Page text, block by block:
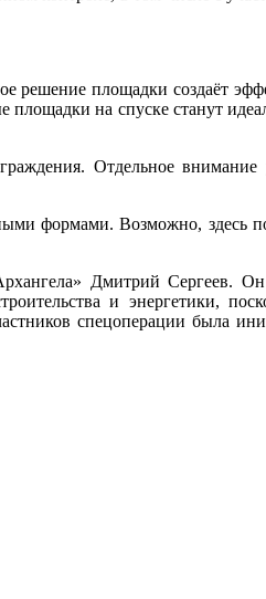
решение площадки создаёт
на спуске станут
Отдельное внимание
формами. Возможно, здесь
Дмитрий Сергеев.
и энергетики,
спецоперации была